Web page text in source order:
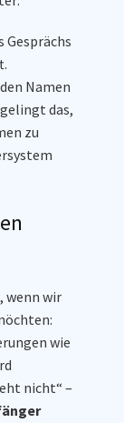
Gesprächs
Namen
das,
zu
wenn wir
wie
nicht“ –